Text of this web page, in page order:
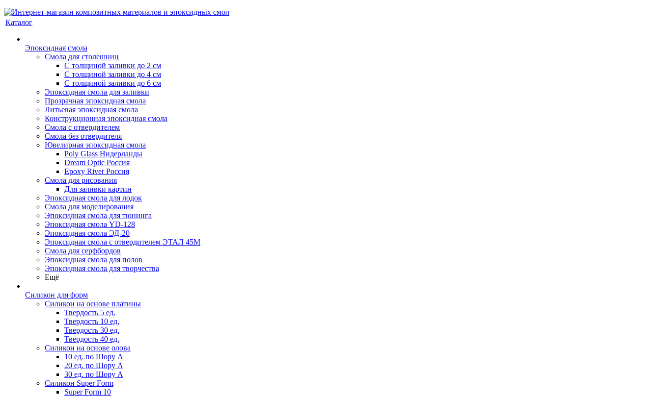
Каталог
Эпоксидная смола
Смола для столешниц
С толщиной заливки до 2 см
С толщиной заливки до 4 см
С толщиной заливки до 6 см
Эпоксидная смола для заливки
Прозрачная эпоксидная смола
Литьевая эпоксидная смола
Конструкционная эпоксидная смола
Смола с отвердителем
Смола без отвердителя
Ювелирная эпоксидная смола
Poly Glass Нидерланды
Dream Optic Россия
Epoxy River Россия
Смола для рисования
Для заливки картин
Эпоксидная смола для лодок
Смола для моделирования
Эпоксидная смола для тюнинга
Эпоксидная смола YD-128
Эпоксидная смола ЭД-20
Эпоксидная смола с отвердителем ЭТАЛ 45М
Смола для серфбордов
Эпоксидная смола для полов
Эпоксидная смола для творчества
Ещё
Силикон для форм
Силикон на основе платины
Твердость 5 ед.
Твердость 10 ед.
Твердость 30 ед.
Твердость 40 ед.
Силикон на основе олова
10 ед. по Шору А
20 ед. по Шору А
30 ед. по Шору А
Силикон Super Form
Super Form 10